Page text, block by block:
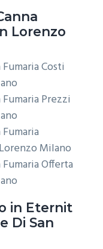
Lorenzo
Costi
Prezzi
Milano
Offerta
in Eternit
Di San